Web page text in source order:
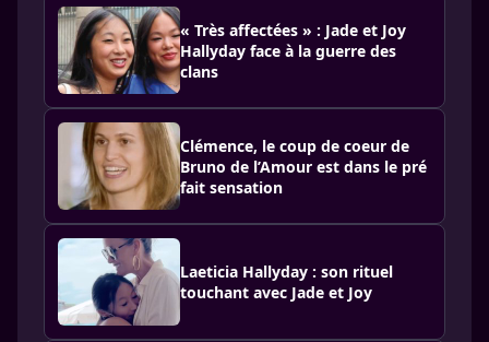
« Très affectées » : Jade et Joy
Hallyday face à la guerre des
clans
Clémence, le coup de coeur de
Bruno de l’Amour est dans le pré
fait sensation
Laeticia Hallyday : son rituel
touchant avec Jade et Joy